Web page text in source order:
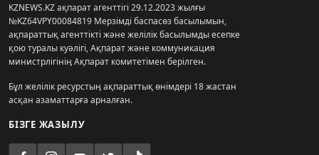
KZNEWS.KZ ақпарат агенттігі 29.12.2023 жылғы
№KZ64VPY00084819 Мерзімді баспасөз басылымын,
ақпараттық агенттікті және желілік басылымды есепке
қою туралы куәлігі, Ақпарат және коммуникация
министрлігінің Ақпарат комитетімен берілген.
Бұл желілік ресурстың ақпараттық өнімдері 18 жастан
асқан азаматтарға арналған.
БІЗГЕ ЖАЗЫЛУ